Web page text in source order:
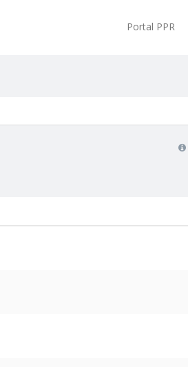
Portal PPR